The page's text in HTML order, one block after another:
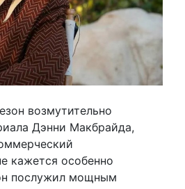
возмутительно
Дэнни Макбрайда,
кажется особенно
послужил мощным